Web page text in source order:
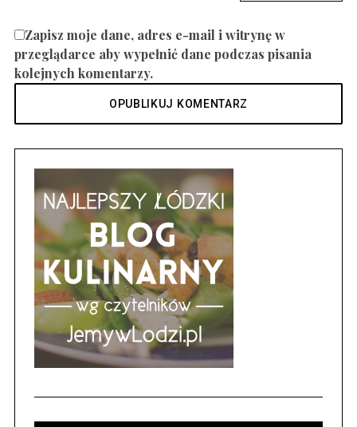
Zapisz moje dane, adres e-mail i witrynę w
przeglądarce aby wypełnić dane podczas pisania
kolejnych komentarzy.